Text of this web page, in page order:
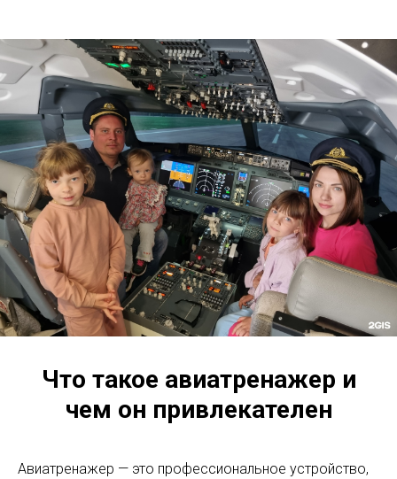
Что такое авиатренажер и
чем он привлекателен
Авиатренажер — это профессиональное устройство,